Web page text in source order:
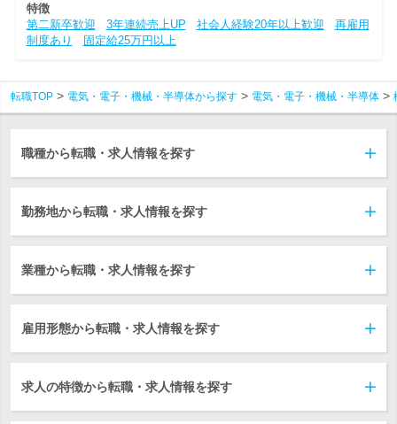
特徴
第二新卒歓迎
3年連続売上UP 社会人経験20年以上歓迎
再雇用
制度あり
固定給25万円以上
転職TOP 電気・電子・機械・半導体から探す 電気・電子・機械・半導体
職種から転職・求人情報を探す
勤務地から転職・求人情報を探す
業種から転職・求人情報を探す
雇用形態から転職・求人情報を探す
求人の特徴から転職・求人情報を探す